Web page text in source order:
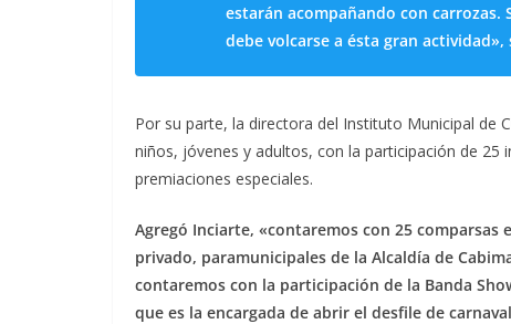
estarán acompañando con carrozas.
debe volcarse a ésta gran actividad»,
Por su parte, la directora del Instituto Municipal de
niños, jóvenes y adultos, con la participación de
premiaciones especiales.
Agregó Inciarte, «contaremos con 25
privado, paramunicipales de la Alcaldía de
contaremos con la participación de la Banda
que es la encargada de abrir el desfile de